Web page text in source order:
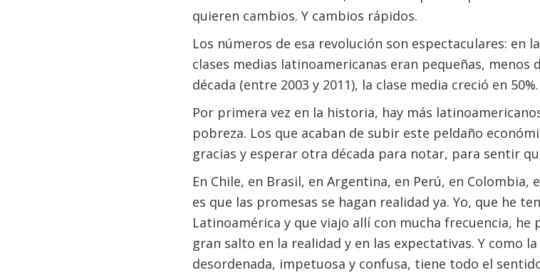
quieren cambios. Y cambios rápidos.
Los números de esa revolución son espectaculares: en
clases medias latinoamericanas eran pequeñas, menos
década (entre 2003 y 2011), la clase media creció en 50%.
Por primera vez en la historia, hay más
pobreza. Los que acaban de subir este peldaño
gracias y esperar otra década para notar, para sentir
En Chile, en Brasil, en Argentina, en Perú, en Colombia,
es que las promesas se hagan realidad ya. Yo, que he
Latinoamérica y que viajo allí con mucha frecuencia,
gran salto en la realidad y en las expectativas. Y como
desordenada, impetuosa y confusa, tiene todo el